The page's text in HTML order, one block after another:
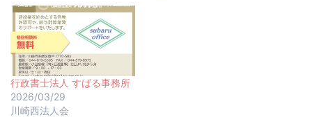
行政書士法人 すばる事務所
2026/03/29
川崎西法人会